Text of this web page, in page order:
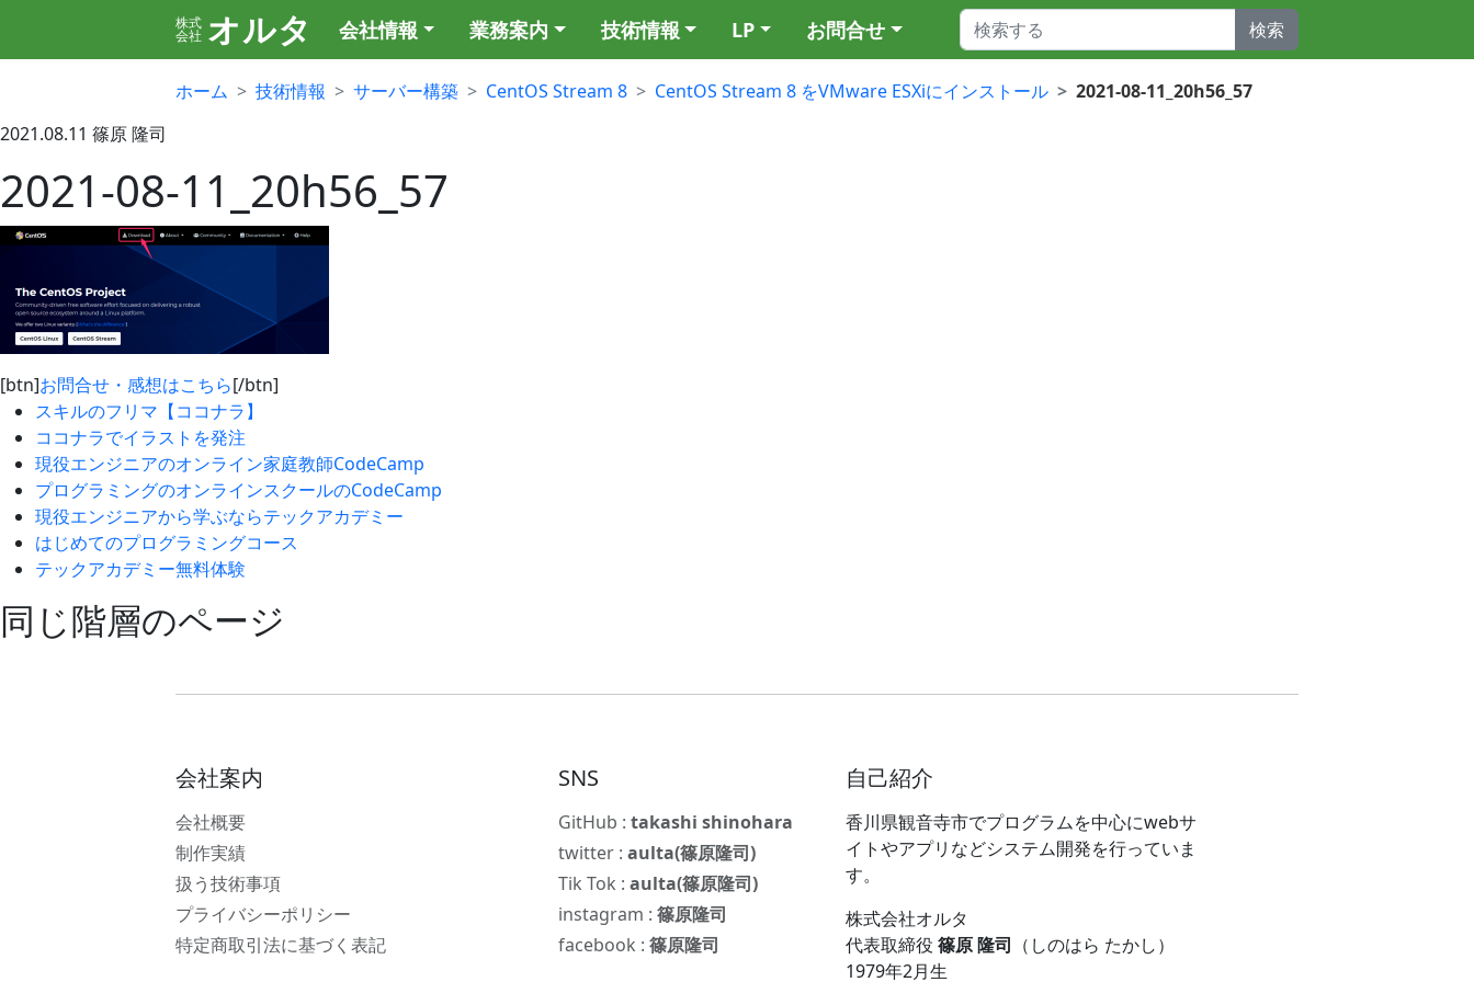
株式
会社 オルタ 会社情報 業務案内 技術情報 LP お問合せ 検索
ホーム 技術情報 サーバー構築 CentOS Stream 8 CentOS Stream 8 をVMware ESXiにインストール
2021-08-11_20h56_57
2021.08.11 篠原 隆司
2021-08-11_20h56_57
[btn]お問合せ・感想はこちら[/btn]
スキルのフリマ【ココナラ】
ココナラでイラストを発注
現役エンジニアのオンライン家庭教師CodeCamp
プログラミングのオンラインスクールのCodeCamp
現役エンジニアから学ぶならテックアカデミー
はじめてのプログラミングコース
テックアカデミー無料体験
同じ階層のページ
会社案内
会社概要
制作実績
扱う技術事項
プライバシーポリシー
特定商取引法に基づく表記
SNS
GitHub :takashi shinohara
twitter :aulta(篠原隆司)
Tik Tok :aulta(篠原隆司)
instagram :篠原隆司
facebook :篠原隆司
自己紹介
香川県観音寺市でプログラムを中心にwebサ
イトやアプリなどシステム開発を行っていま
す。
株式会社オルタ
代表取締役篠原 隆司 （しのはら たかし）
1979年2月生